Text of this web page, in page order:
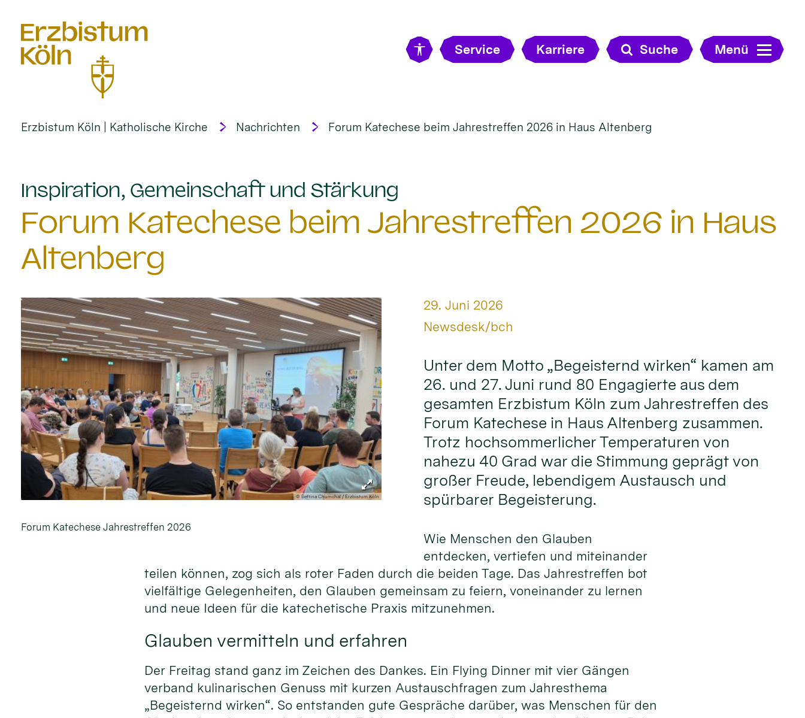
Service Karriere Suche Menü
Erzbistum Köln | Katholische Kirche Nachrichten Forum Katechese beim Jahrestreffen 2026 in Haus Altenberg
Inspiration, Gemeinschaft und Stärkung
Forum Katechese beim Jahrestreffen 2026 in Haus
Altenberg
© Bettina Chumchal / Erzbistum Köln
Forum Katechese Jahrestreffen 2026
Datum:
29. Juni 2026
Von:
Newsdesk/bch
Unter dem Motto „Begeisternd wirken“ kamen am
26. und 27. Juni rund 80 Engagierte aus dem
gesamten Erzbistum Köln zum Jahrestreffen des
Forum Katechese in Haus Altenberg zusammen.
Trotz hochsommerlicher Temperaturen von
nahezu 40 Grad war die Stimmung geprägt von
großer Freude, lebendigem Austausch und
spürbarer Begeisterung.
Wie Menschen den Glauben
entdecken, vertiefen und miteinander
teilen können, zog sich als roter Faden durch die beiden Tage. Das Jahrestreffen bot
vielfältige Gelegenheiten, den Glauben gemeinsam zu feiern, voneinander zu lernen
und neue Ideen für die katechetische Praxis mitzunehmen.
Glauben vermitteln und erfahren
Der Freitag stand ganz im Zeichen des Dankes. Ein Flying Dinner mit vier Gängen
verband kulinarischen Genuss mit kurzen Austauschfragen zum Jahresthema
„Begeisternd wirken“. So entstanden gute Gespräche darüber, was Menschen für den